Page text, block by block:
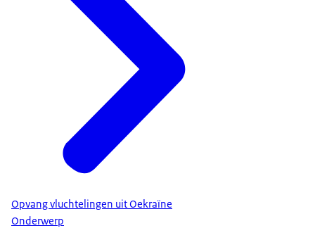
Opvang vluchtelingen uit Oekraïne
Onderwerp